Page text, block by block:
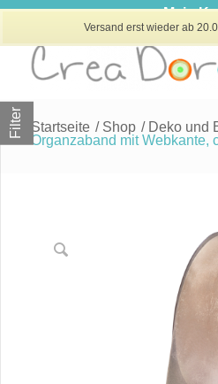
Mein
Startseite / Shop / Deko und
Organzaband mit Webkante,
Filter
Versand erst wieder ab